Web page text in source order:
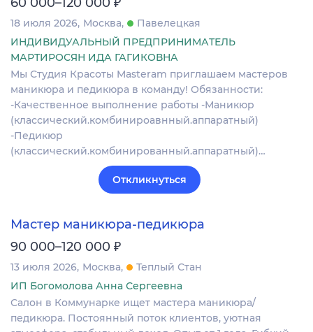
18 июля 2026 Москва
Павелецкая
ИНДИВИДУАЛЬНЫЙ ПРЕДПРИНИМАТЕЛЬ
МАРТИРОСЯН ИДА ГАГИКОВНА
Мы Студия Красоты Masteram приглашаем мастеров
маникюра и педикюра в команду! Обязанности:
-Качественное выполнение работы -Маникюр
(классический.комбинироавнный.аппаратный)
-Педикюр
(классический.комбинированный.аппаратный)…
Откликнуться
Мастер маникюра-педикюра
90 000–120 000 ₽
13 июля 2026 Москва
Теплый Стан
ИП Богомолова Анна Сергеевна
Салон в Коммунарке ищет мастера маникюра/
педикюра. Постоянный поток клиентов, уютная